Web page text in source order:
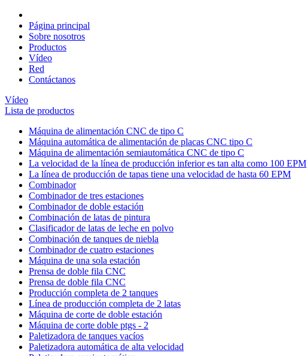
Página principal
Sobre nosotros
Productos
Vídeo
Red
Contáctanos
Vídeo
Lista de productos
Máquina de alimentación CNC de tipo C
Máquina automática de alimentación de placas CNC tipo C
Máquina de alimentación semiautomática CNC de tipo C
La velocidad de la línea de producción inferior es tan alta como 100 EPM
La línea de producción de tapas tiene una velocidad de hasta 60 EPM
Combinador
Combinador de tres estaciones
Combinador de doble estación
Combinación de latas de pintura
Clasificador de latas de leche en polvo
Combinación de tanques de niebla
Combinador de cuatro estaciones
Máquina de una sola estación
Prensa de doble fila CNC
Prensa de doble fila CNC
Producción completa de 2 tanques
Línea de producción completa de 2 latas
Máquina de corte de doble estación
Máquina de corte doble ptgs - 2
Paletizadora de tanques vacíos
Paletizadora automática de alta velocidad